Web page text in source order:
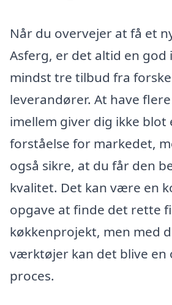
Når du overvejer at få et
Asferg, er det altid en god
mindst tre tilbud fra
leverandører. At have
imellem giver dig ikke blot
forståelse for markedet,
også sikre, at du får den
kvalitet. Det kan være en
opgave at finde det rette
køkkenprojekt, men med
værktøjer kan det blive en
proces.